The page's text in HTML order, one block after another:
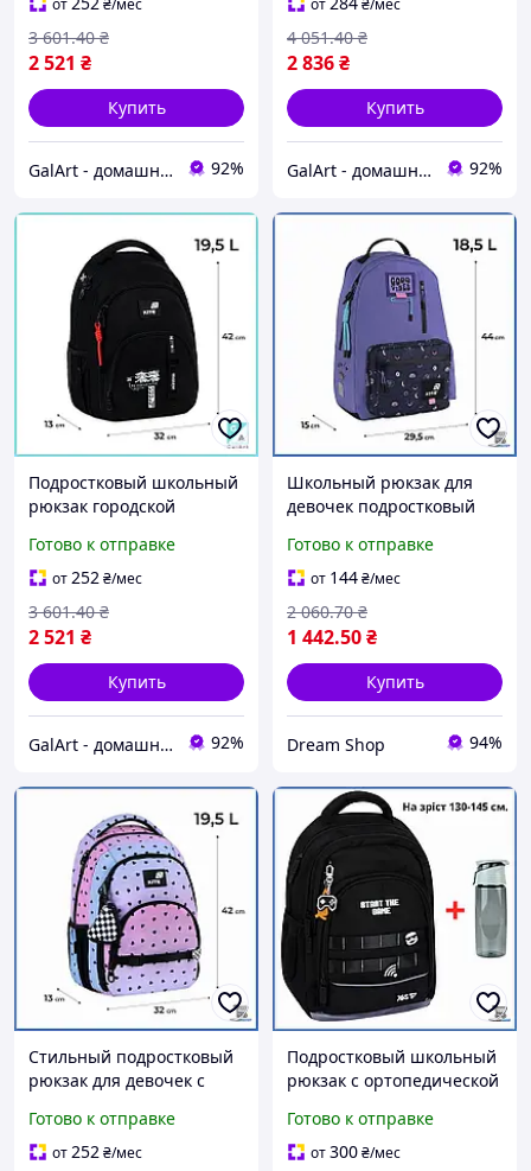
от ₴/мес
2 521 ₴
3 601.40 ₴
Купить
GalArt - домашний уют 92%
от ₴/мес
2 836₴
4 051.40 ₴
Купить
GalArt - домашний уют 92%
Подростковый школьный
рюкзак городской
портфель для парня
стильный аксессуар для
школы гал1
Готово к отправке
от252₴/мес
2 521 ₴
3 601.40 ₴
Купить
GalArt - домашний уют 92%
Школьный рюкзак для
девочек подростковый
ортопедической спинкой
для комфорта шоп1
Готово к отправке
от 144₴/мес
1 442.50₴
2 060.70 ₴
Купить
Dream Shop 94%
Стильный подростковый
рюкзак для девочек с
вместительный портфель
для учебы шоп1
Готово к отправке
от252₴/мес
Подростковый школьный
рюкзак с ортопедической
мягкий портфель для
учебы и прогулок шоп1
Готово к отправке
от300₴/мес